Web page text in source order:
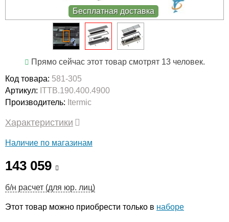
Бесплатная доставка
Прямо сейчас этот товар смотрят 13 человек.
Код товара: 581-305
Артикул: ITTB.190.400.4900
Производитель: Itermic
Характеристики
Наличие по магазинам
143 059
б/н расчет (для юр. лиц)
Этот товар можно приобрести только в наборе